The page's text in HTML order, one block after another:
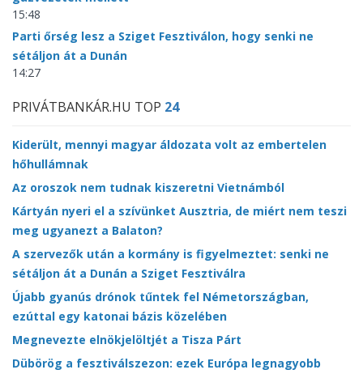
15:48
Parti őrség lesz a Sziget Fesztiválon, hogy senki ne
sétáljon át a Dunán
14:27
PRIVÁTBANKÁR.HU TOP 24
Kiderült, mennyi magyar áldozata volt az embertelen
hőhullámnak
Az oroszok nem tudnak kiszeretni Vietnámból
Kártyán nyeri el a szívünket Ausztria, de miért nem teszi
meg ugyanezt a Balaton?
A szervezők után a kormány is figyelmeztet: senki ne
sétáljon át a Dunán a Sziget Fesztiválra
Újabb gyanús drónok tűntek fel Németországban,
ezúttal egy katonai bázis közelében
Megnevezte elnökjelöltjét a Tisza Párt
Dübörög a fesztiválszezon: ezek Európa legnagyobb